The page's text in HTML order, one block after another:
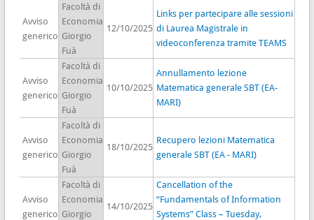
Avviso
generico
Facoltà di
Economia
Giorgio
Fuà
12/10/2025
Links per partecipare alle sessioni
di Laurea Magistrale in
videoconferenza tramite TEAMS
Avviso
generico
Facoltà di
Economia
Giorgio
Fuà
10/10/2025
Annullamento lezione
Matematica generale SBT (EA-
MARI)
Avviso
generico
Facoltà di
Economia
Giorgio
Fuà
18/10/2025
Recupero lezioni Matematica
generale SBT (EA - MARI)
Avviso
generico
Facoltà di
Economia
Giorgio
14/10/2025
Cancellation of the
“Fundamentals of Information
Systems” Class – Tuesday,